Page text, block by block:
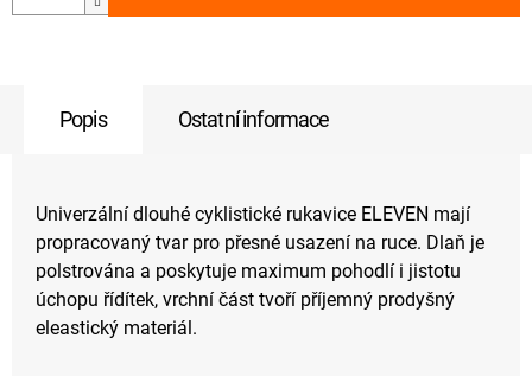
Popis Ostatní informace
Univerzální dlouhé cyklistické rukavice ELEVEN mají
propracovaný tvar pro přesné usazení na ruce. Dlaň je
polstrována a poskytuje maximum pohodlí i jistotu
úchopu řídítek, vrchní část tvoří příjemný prodyšný
eleastický materiál.